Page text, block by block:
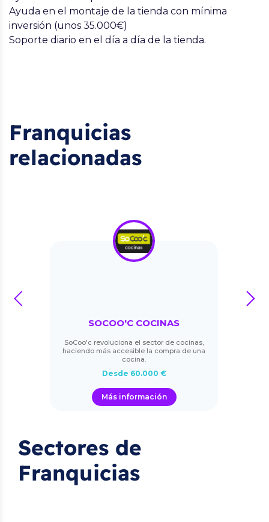
Ayuda en el montaje de la tienda con mínima
inversión (unos 35.000€)
Soporte diario en el día a día de la tienda.
Franquicias
relacionadas
SOCOO'C COCINAS
SoCoo'c revoluciona el sector de cocinas,
haciendo más accesible la compra de una
cocina.
Desde 60.000 €
Más información
prev next
Sectores de
Franquicias